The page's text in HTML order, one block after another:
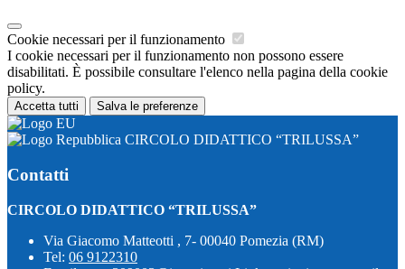
Cookie necessari per il funzionamento
I cookie necessari per il funzionamento non possono essere
disabilitati. È possibile consultare l'elenco nella pagina della cookie
policy.
Accetta tutti Salva le preferenze
CIRCOLO DIDATTICO “TRILUSSA”
Contatti
CIRCOLO DIDATTICO “TRILUSSA”
Via Giacomo Matteotti , 7- 00040 Pomezia (RM)
Tel: 06 9122310